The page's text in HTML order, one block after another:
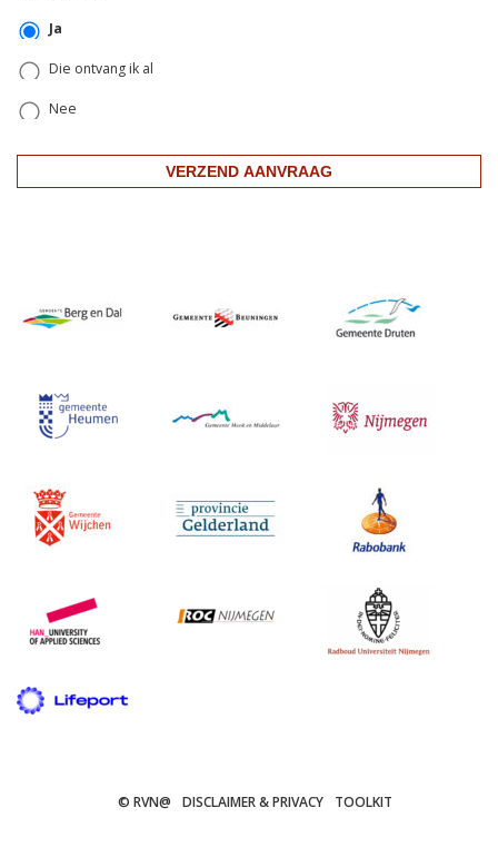
Ja
Die ontvang ik al
Nee
© RVN@ DISCLAIMER & PRIVACY TOOLKIT